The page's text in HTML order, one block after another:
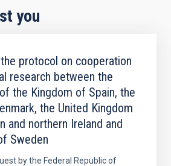
you
protocol on cooperation
research between the
the Kingdom of Spain, the
the United Kingdom
and northern Ireland and
Sweden
by the Federal Republic of